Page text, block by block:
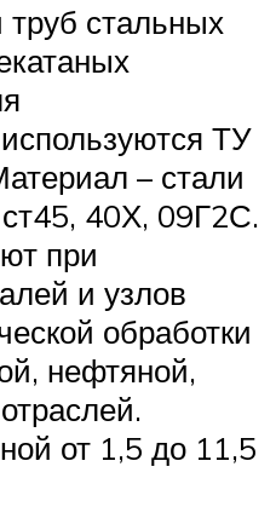
труб стальных
ТУ
– стали
40Х, 09Г2С.
при
и узлов
обработки
нефтяной,
от 1,5 до 11,5